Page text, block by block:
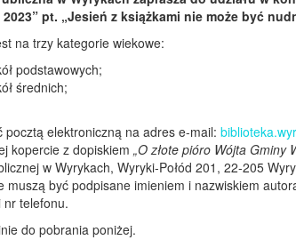
pt. „Jesień z książkami nie może być
na trzy kategorie wiekowe:
podstawowych;
średnich;
pocztą elektroniczną na adres e-mail:
kopercie z dopiskiem „O złote pióro Wójta Gminy
w Wyrykach, Wyryki-Połód 201, 22-205
muszą być podpisane imieniem i nazwiskiem
telefonu.
do pobrania poniżej.